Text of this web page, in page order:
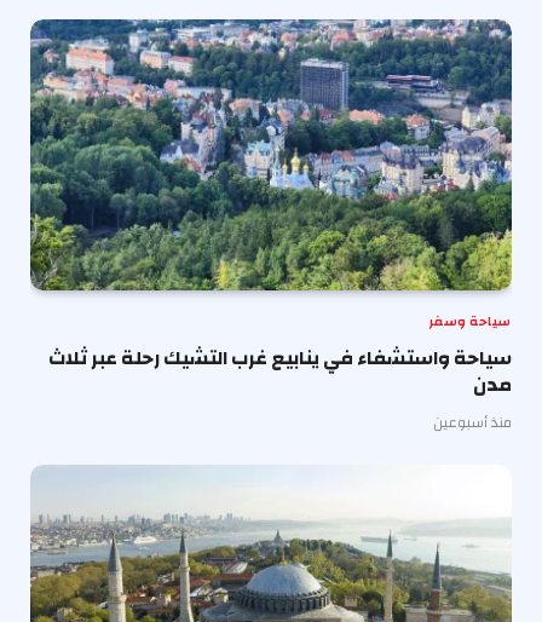
سياحة وسفر
سياحة واستشفاء في ينابيع غرب التشيك رحلة عبر ثلاث
مدن
منذ أسبوعين